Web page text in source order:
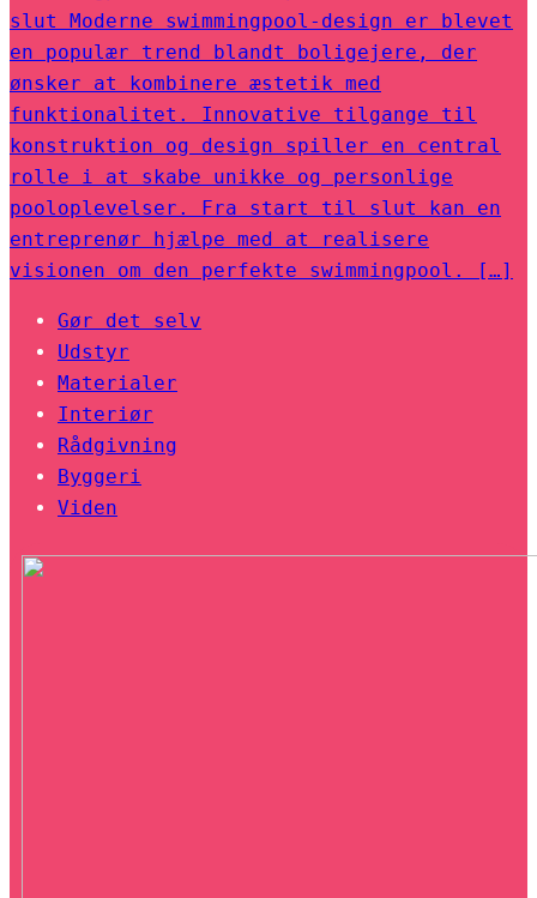
slut Moderne swimmingpool-design er blevet
en populær trend blandt boligejere, der
ønsker at kombinere æstetik med
funktionalitet. Innovative tilgange til
konstruktion og design spiller en central
rolle i at skabe unikke og personlige
pooloplevelser. Fra start til slut kan en
entreprenør hjælpe med at realisere
visionen om den perfekte swimmingpool. […]
Gør det selv
Udstyr
Materialer
Interiør
Rådgivning
Byggeri
Viden